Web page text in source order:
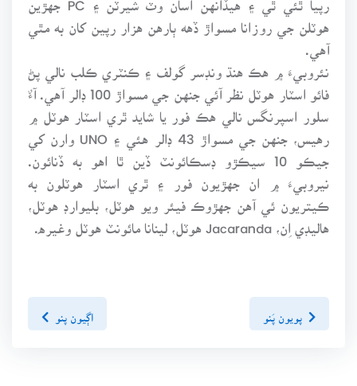
هوٽلن جي روزانا مسواڙ ڏهه ٻارهن هزار رپين کان به مٿي
آهي.
نئروبيءَ ۾ هڪ هنڌ ونڊسر گولف ۽ ڪنٽري ڪلب نالي پڻ
فائو اسٽار هوٽل نظر آئي جنهن جي مسواڙ 100 ڊالر آهي. آءٌ
سلور اسپرنگس نالي هڪ فور يا شايد ٿري اسٽار هوٽل ۾
رهيس، جنهن جي مسواڙ 43 ڊالر هئي ۽ UNO وارن کي
جيڪو 10 سيڪڙو ڊسڪائونٽ ڏين ٿا اهو به ڏنائون.
نيروبيءَ ۾ ان جهڙيون فور ۽ ٿري اسٽار هوٽلون به
ڪيتريون ئي آهن جهڙوڪ فيئر ويو هوٽل، بليوارڊ هوٽل،
هاليڊي اِن، Jacaranda هوٽل، لينانا مائونٽ هوٽل وغيره.
پويون پَنو اڳيون پنو